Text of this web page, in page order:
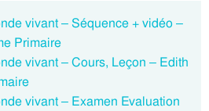
vivant – Séquence + vidéo –
Primaire
vivant – Cours, Leçon – Edith
vivant – Examen Evaluation